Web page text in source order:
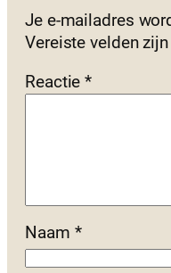
Je e-mailadres
Vereiste velden
Reactie*
Naam *